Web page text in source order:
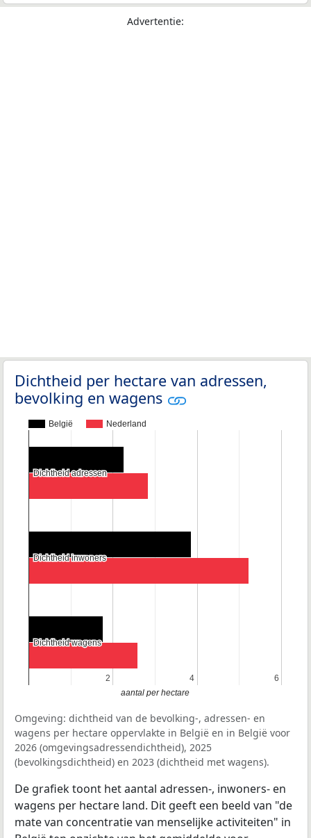
Advertentie:
Dichtheid per hectare van adressen,
bevolking en wagens
België Nederland
2
2 4
4 6
6
Dichtheid adressen
Dichtheid adressen
Dichtheid inwoners
Dichtheid inwoners
Dichtheid wagens
Dichtheid wagens
aantal per hectare
Omgeving: dichtheid van de bevolking-, adressen- en
wagens per hectare oppervlakte in België en in België voor
2026 (omgevingsadressendichtheid), 2025
(bevolkingsdichtheid) en 2023 (dichtheid met wagens).
De grafiek toont het aantal adressen-, inwoners- en
wagens per hectare land. Dit geeft een beeld van "de
mate van concentratie van menselijke activiteiten" in